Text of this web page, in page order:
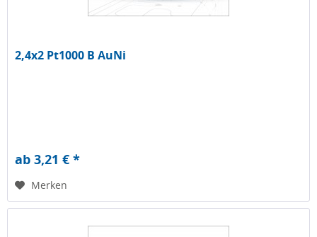
2,4x2 Pt1000 B AuNi
ab 3,21 € *
Merken